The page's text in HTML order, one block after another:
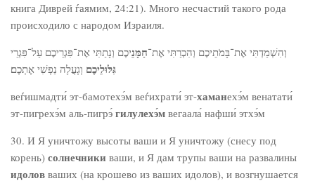
книга Диврей ѓаямим, 24:21). Много несчастий такого рода
происходило с народом Израиля.
וְהִשְׁמַדְתִּי אֶת־בָּמֹתֵיכֶם וְהִכְרַתִּי אֶת־חַמָּנֵיכֶם וְנָתַתִּי אֶת־פִּגְרֵיכֶם עַל־פִּגְרֵי
גִּלּוּלֵיכֶם וְגָעֲלָה נַפְשִׁי אֶתְכֶם׃
веѓишмадти́ эт-бамотехэ́м веѓихрати́ эт-хаманехэ́м венатати́
эт-пигрехэ́м аль-пигрэ́ гилулехэ́м вегаала́ нафши́ этхэ́м
30. И Я уничтожу высоты ваши и Я уничтожу (снесу под
корень) солнечники ваши, и Я дам трупы ваши на развалины
идолов ваших (на крошево из ваших идолов), и возгнушается